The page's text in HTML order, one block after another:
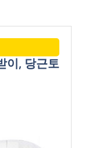
이, 당근토